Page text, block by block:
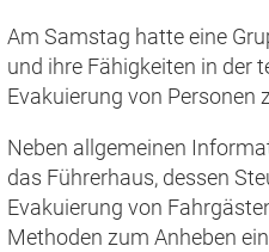
Am Samstag hatte eine
und ihre Fähigkeiten in der
Evakuierung von Personen
Neben allgemeinen
das Führerhaus, dessen
Evakuierung von
Methoden zum Anheben